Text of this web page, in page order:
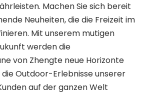
Machen Sie sich bereit
Neuheiten, die die Freizeit im
Mit unserem mutigen
werden die
von Zhengte neue Horizonte
Outdoor-Erlebnisse unserer
auf der ganzen Welt